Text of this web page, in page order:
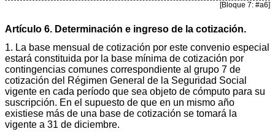
[Bloque 7: #a6]
Artículo 6. Determinación e ingreso de la cotización.
1. La base mensual de cotización por este convenio especial
estará constituida por la base mínima de cotización por
contingencias comunes correspondiente al grupo 7 de
cotización del Régimen General de la Seguridad Social
vigente en cada período que sea objeto de cómputo para su
suscripción. En el supuesto de que en un mismo año
existiese más de una base de cotización se tomará la
vigente a 31 de diciembre.